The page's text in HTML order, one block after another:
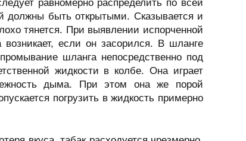
равномерно распределить по всей
должны быть открытыми. Сказывается и
тянется. При выявлении испорченной
если он засорился. В шланге
шланга непосредственно под
жидкости в колбе. Она играет
дыма. При этом она же порой
погрузить в жидкость примерно